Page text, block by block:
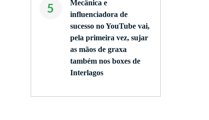
5
Mecânica e
influenciadora de
sucesso no YouTube vai,
pela primeira vez, sujar
as mãos de graxa
também nos boxes de
Interlagos